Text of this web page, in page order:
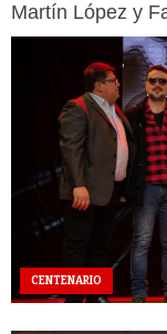
Martín López y
CENTENARIO